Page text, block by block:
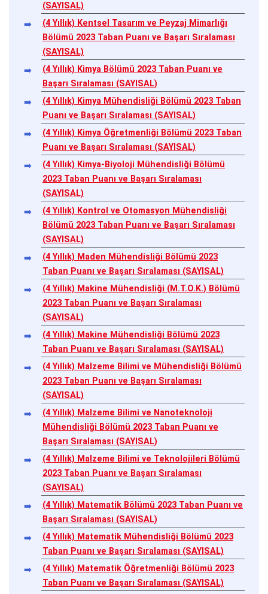
(SAYISAL)
(4 Yıllık) Kentsel Tasarım ve Peyzaj Mimarlığı
Bölümü 2023 Taban Puanı ve Başarı Sıralaması
(SAYISAL)
(4 Yıllık) Kimya Bölümü 2023 Taban Puanı ve
Başarı Sıralaması (SAYISAL)
(4 Yıllık) Kimya Mühendisliği Bölümü 2023 Taban
Puanı ve Başarı Sıralaması (SAYISAL)
(4 Yıllık) Kimya Öğretmenliği Bölümü 2023 Taban
Puanı ve Başarı Sıralaması (SAYISAL)
(4 Yıllık) Kimya-Biyoloji Mühendisliği Bölümü
2023 Taban Puanı ve Başarı Sıralaması
(SAYISAL)
(4 Yıllık) Kontrol ve Otomasyon Mühendisliği
Bölümü 2023 Taban Puanı ve Başarı Sıralaması
(SAYISAL)
(4 Yıllık) Maden Mühendisliği Bölümü 2023
Taban Puanı ve Başarı Sıralaması (SAYISAL)
(4 Yıllık) Makine Mühendisliği (M.T.O.K.) Bölümü
2023 Taban Puanı ve Başarı Sıralaması
(SAYISAL)
(4 Yıllık) Makine Mühendisliği Bölümü 2023
Taban Puanı ve Başarı Sıralaması (SAYISAL)
(4 Yıllık) Malzeme Bilimi ve Mühendisliği Bölümü
2023 Taban Puanı ve Başarı Sıralaması
(SAYISAL)
(4 Yıllık) Malzeme Bilimi ve Nanoteknoloji
Mühendisliği Bölümü 2023 Taban Puanı ve
Başarı Sıralaması (SAYISAL)
(4 Yıllık) Malzeme Bilimi ve Teknolojileri Bölümü
2023 Taban Puanı ve Başarı Sıralaması
(SAYISAL)
(4 Yıllık) Matematik Bölümü 2023 Taban Puanı ve
Başarı Sıralaması (SAYISAL)
(4 Yıllık) Matematik Mühendisliği Bölümü 2023
Taban Puanı ve Başarı Sıralaması (SAYISAL)
(4 Yıllık) Matematik Öğretmenliği Bölümü 2023
Taban Puanı ve Başarı Sıralaması (SAYISAL)